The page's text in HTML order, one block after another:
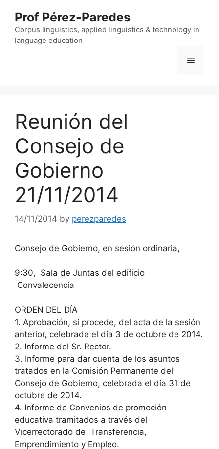
content
Prof Pérez-Paredes
Corpus linguistics, applied linguistics & technology in
language education
Menu
Reunión del
Consejo de
Gobierno
21/11/2014
14/11/2014 by perezparedes
Consejo de Gobierno, en sesión ordinaria,
9:30, Sala de Juntas del edificio
Convalecencia
ORDEN DEL DÍA
1. Aprobación, si procede, del acta de la sesión
anterior, celebrada el día 3 de octubre de 2014.
2. Informe del Sr. Rector.
3. Informe para dar cuenta de los asuntos
tratados en la Comisión Permanente del
Consejo de Gobierno, celebrada el día 31 de
octubre de 2014.
4. Informe de Convenios de promoción
educativa tramitados a través del
Vicerrectorado de Transferencia,
Emprendimiento y Empleo.